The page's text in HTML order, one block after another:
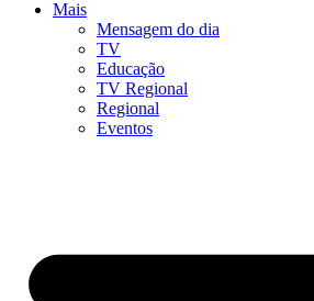
Mais
Mensagem do dia
TV
Educação
TV Regional
Regional
Eventos